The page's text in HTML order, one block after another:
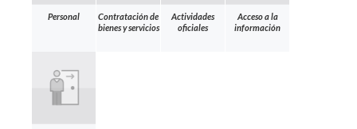
Personal
Contratación de
bienes y servicios
Actividades
oficiales
Acceso a la
información